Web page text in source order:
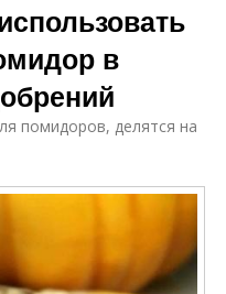
в
помидоров, делятся на